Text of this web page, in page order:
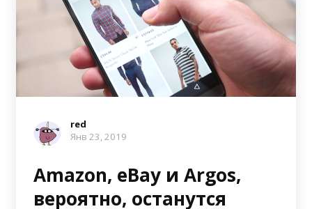
red
Янв 23, 2019
Amazon, eBay и Argos,
вероятно, останутся